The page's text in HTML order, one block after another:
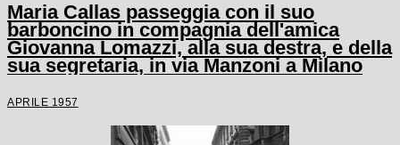
Maria Callas passeggia con il suo
barboncino in compagnia dell'amica
Giovanna Lomazzi, alla sua destra, e della
sua segretaria, in via Manzoni a Milano
APRILE 1957